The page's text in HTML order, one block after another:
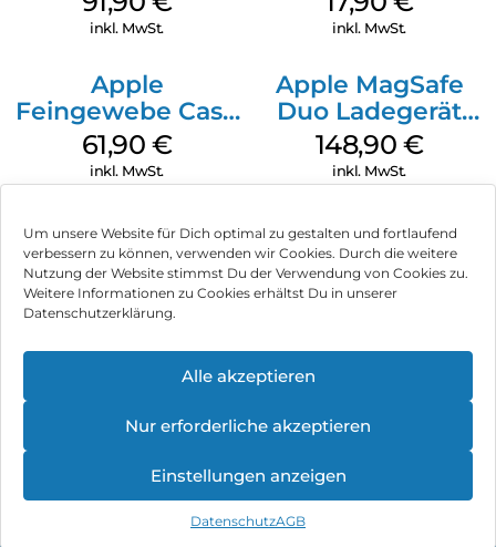
Um unsere Website für Dich optimal zu gestalten und fortlaufend
verbessern zu können, verwenden wir Cookies. Durch die weitere
Nutzung der Website stimmst Du der Verwendung von Cookies zu.
Weitere Informationen zu Cookies erhältst Du in unserer
Datenschutzerklärung.
Alle akzeptieren
Nur erforderliche akzeptieren
Einstellungen anzeigen
DatenschutzAGB
inkl. MwSt. inkl. MwSt.
Apple
Feingewebe Case
iPhone 15 Pro
MagSafe Schwarz
61,90 €
inkl. MwSt.
Apple MagSafe
Duo Ladegerät
Weiß
148,90 €
inkl. MwSt.
Impressum
Hinweis zur Batterieentsorgung
Newsletter
, Brodos AG – All Rights Reserved.
Können wir Dir behilflich sein?